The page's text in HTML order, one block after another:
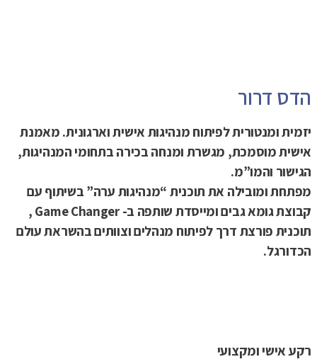
הדס דרור
יזמית ומנטורית לפיתוח מנהיגות אישית וארגונית. מאמנת
אישית מוסמכת, מגשרת ומנחה בכירה בתחומי המנהיגות,
הגישור והמו”מ.
מפתחת ומובילה את תוכנית “מנהיגות ערה” בשיתוף עם
קבוצת גומא גבים ומייסדת שותפה ב-Game Changer
,
תוכנית פורצת דרך לפיתוח מנהלים וצוותים בהשראת עולם
הכדורגל.
רקע אישי ומקצועי